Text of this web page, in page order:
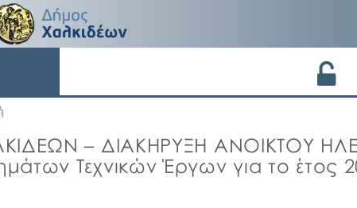
– ΔΙΑΚΗΡΥΞΗ ΑΝΟΙΚΤΟΥ
Τεχνικών Έργων για το έτος